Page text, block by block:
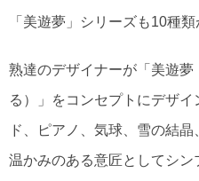
「美遊夢」シリーズも10種類
熟達のデザイナーが「美遊夢
る）」をコンセプトにデザ
ド、ピアノ、気球、雪の結
温かみのある意匠としてシ